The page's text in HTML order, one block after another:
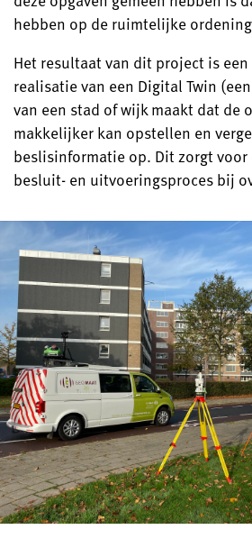
hebben op de ruimtelijke
Het resultaat van dit project is een
realisatie van een Digital Twin
van een stad of wijk maakt dat de
makkelijker kan opstellen en
beslisinformatie op. Dit zorgt
besluit- en uitvoeringsproces bij